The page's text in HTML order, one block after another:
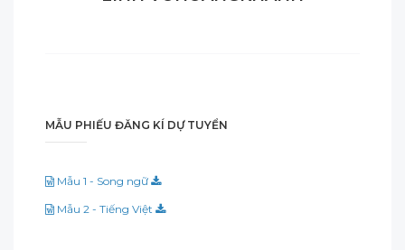
MẪU PHIẾU ĐĂNG KÍ DỰ TUYỂN
Mẫu 1 - Song ngữ
Mẫu 2 - Tiếng Việt